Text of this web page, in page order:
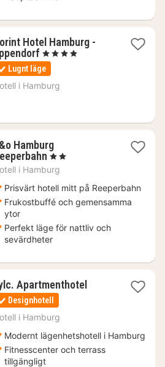
Hotel Hamburg -
1
natt
från
1382
, 4 Stjärnor
Lugnt läge
i Hamburg
Hamburg
2
nätter
för
752
kr.
, 2 Stjärnor
i Hamburg
Prisvärt hotell mitt på Reeperbahn
Frukostbuffé och gemensamma
ytor
Perfekt läge för nattliv och
sevärdheter
Apartmenthotel1
Designhotell
i Hamburg
Modernt lägenhetshotell i Hamburg
Fitnesscenter och terrass
tillgängligt